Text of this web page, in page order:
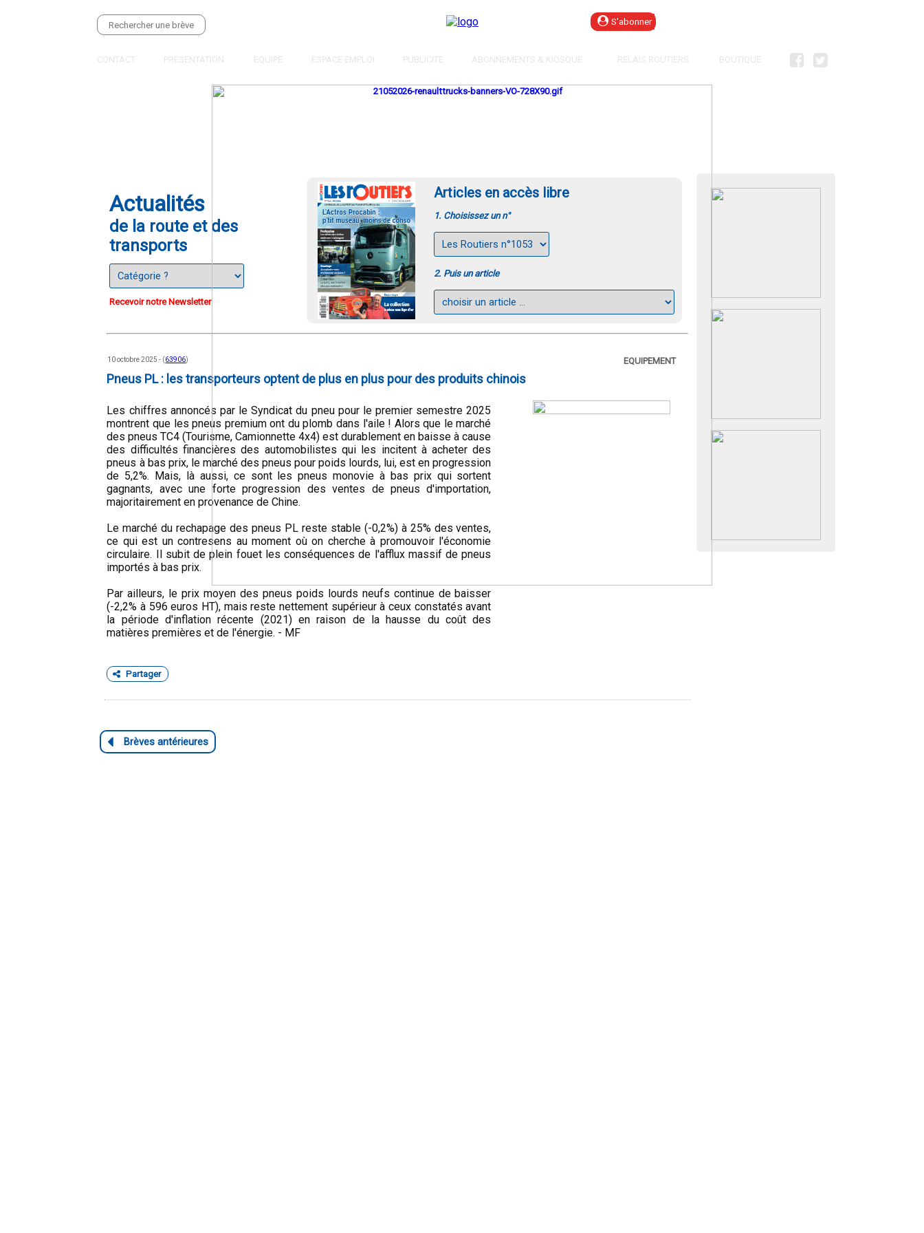
CONTACT PRESENTATION EQUIPE ESPACE EMPLOI PUBLICITE ABONNEMENTS & KIOSQUE RELAIS ROUTIERS BOUTIQUE
Actualités
de la route et des
transports
Recevoir notre Newsletter
Articles en accès libre
1. Choisissez un n°
2. Puis un article
10 octobre 2025 - (63906) EQUIPEMENT
Pneus PL : les transporteurs optent de plus en plus pour des produits chinois
Les chiffres annoncés par le Syndicat du pneu pour le premier semestre 2025
montrent que les pneus premium ont du plomb dans l'aile ! Alors que le marché
des pneus TC4 (Tourisme, Camionnette 4x4) est durablement en baisse à cause
des difficultés financières des automobilistes qui les incitent à acheter des
pneus à bas prix, le marché des pneus pour poids lourds, lui, est en progression
de 5,2%. Mais, là aussi, ce sont les pneus monovie à bas prix qui sortent
gagnants, avec une forte progression des ventes de pneus d'importation,
majoritairement en provenance de Chine.
Le marché du rechapage des pneus PL reste stable (-0,2%) à 25% des ventes,
ce qui est un contresens au moment où on cherche à promouvoir l'économie
circulaire. Il subit de plein fouet les conséquences de l'afflux massif de pneus
importés à bas prix.
Par ailleurs, le prix moyen des pneus poids lourds neufs continue de baisser
(-2,2% à 596 euros HT), mais reste nettement supérieur à ceux constatés avant
la période d'inflation récente (2021) en raison de la hausse du coût des
matières premières et de l'énergie. - MF
Partager